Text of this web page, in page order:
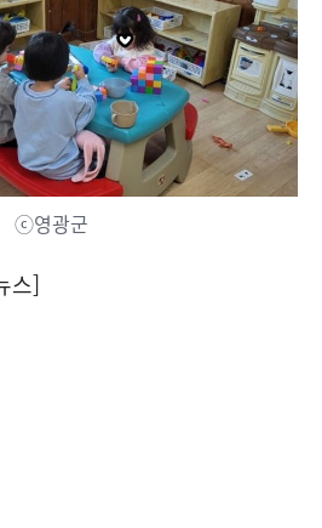
ⓒ영광군
스]